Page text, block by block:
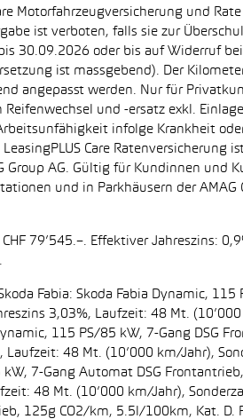
Motorfahrzeugversicherung und
ist verboten, falls sie zur
30.09.2026 oder bis auf Widerruf
ist massgebend). Der
angepasst werden. Nur für
und -ersatz exkl.
infolge Krankheit
Care
AG. Gültig für Kundinnen und
und in Parkhäusern der
79’545.–. Effektiver Jahreszins:
Fabia: Skoda Fabia Dynamic,
3,03%, Laufzeit: 48 Mt.
115 PS/85 kW, 7-Gang DSG
48 Mt. (10’000 km/Jahr),
7-Gang Automat DSG
48 Mt. (10’000 km/Jahr),
125g CO2/km, 5.5l/100km, Kat. D.